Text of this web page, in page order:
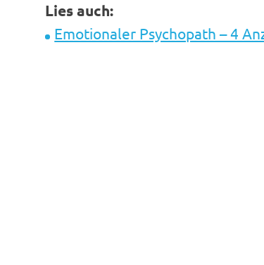
Lies auch:
Emotionaler Psychopath – 4